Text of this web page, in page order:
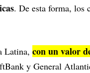
. De esta forma, los
Latina, con un valor
y General